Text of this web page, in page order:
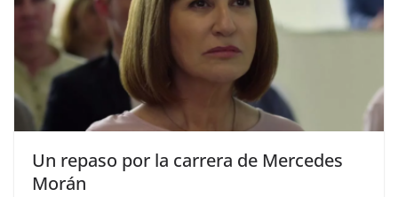
Un repaso por la carrera de Mercedes
Morán